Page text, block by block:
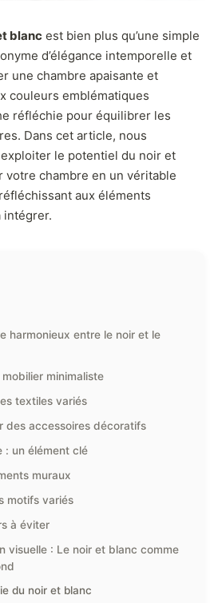
blanc est bien plus qu’une simple
d’élégance intemporelle et
une chambre apaisante et
couleurs emblématiques
réfléchie pour équilibrer les
Dans cet article, nous
le potentiel du noir et
votre chambre en un véritable
aux éléments
intégrer.
harmonieux entre le noir et le
mobilier minimaliste
textiles variés
des accessoires décoratifs
: un élément clé
muraux
motifs variés
à éviter
visuelle : Le noir et blanc comme
du noir et blanc